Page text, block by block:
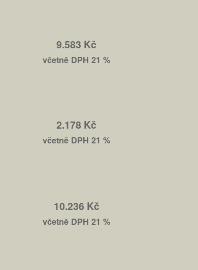
9.583 Kč
včetně DPH 21 %
2.178 Kč
včetně DPH 21 %
10.236 Kč
včetně DPH 21 %